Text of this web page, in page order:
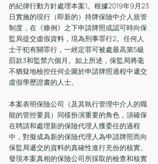
的紀律行動方針處理本案1。根據2019年9月23
日實施的現行（即新的）持牌保險中介人規管
制度，在《條例》之下申請牌照或認可時向保
監局提交虛假資料，現為刑事罪行2。任何人
士干犯有關罪行，一經定罪可被處最高第5級
罰款3和監禁六個月。如上所述，保監局將毫
不猶疑地檢控任何企圖於申請牌照過程中遞交
虛假學歷證書的人士。
本案表明保險公司（及其執行管理中介人的職
能的管控要員）同樣扮演重要的角色，須確保
在聘請和處理新的保險代理人獲委任的過程
中，對擬成為新的保險代理人為申請牌照而向
保監局遞交的資料的真確性進行充份的核實。
發現本案真相的保險公司所採取的檢查和核實